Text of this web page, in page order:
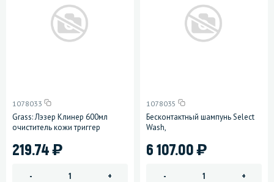
1078033
Grass: Лэзер Клинер 600мл
очиститель кожи триггер
219.74)
- +
1078035
Бесконтактный шампунь Select
Wash,
6 107.00)
- +